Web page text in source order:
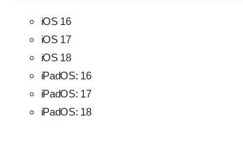
iOS 16
iOS 17
iOS 18
iPadOS: 16
iPadOS: 17
iPadOS: 18